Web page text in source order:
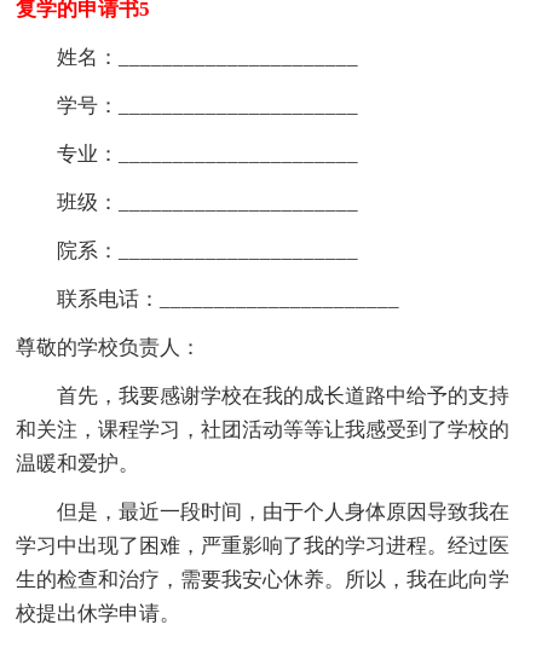
复学的申请书5
姓名：______________________
学号：______________________
专业：______________________
班级：______________________
院系：______________________
联系电话：______________________
尊敬的学校负责人：
首先，我要感谢学校在我的成长道路中给予的支持
和关注，课程学习，社团活动等等让我感受到了学校的
温暖和爱护。
但是，最近一段时间，由于个人身体原因导致我在
学习中出现了困难，严重影响了我的学习进程。经过医
生的检查和治疗，需要我安心休养。所以，我在此向学
校提出休学申请。